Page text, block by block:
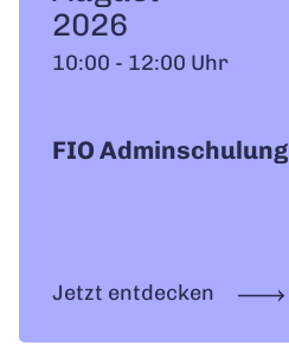
2026
10:00 - 12:00 Uhr
FIO Adminschulung
Jetzt entdecken